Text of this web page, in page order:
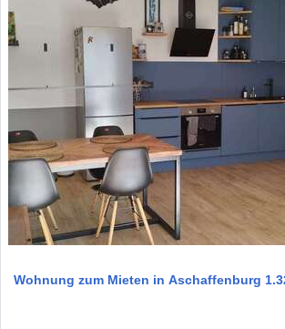
Wohnung zum Mieten in Aschaffenburg